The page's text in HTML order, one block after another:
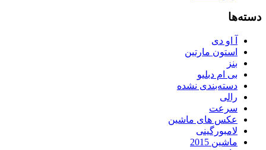
دسته‌ها
آ او دی
استون مارتین
بنز
بی ام دبلیو
دسته‌بندی نشده
رالی
سرعت
عکس های ماشین
لامبورگینی
ماشین 2015